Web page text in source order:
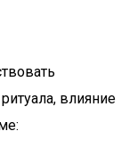
влияние